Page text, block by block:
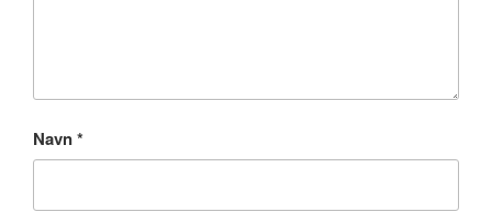
Navn*